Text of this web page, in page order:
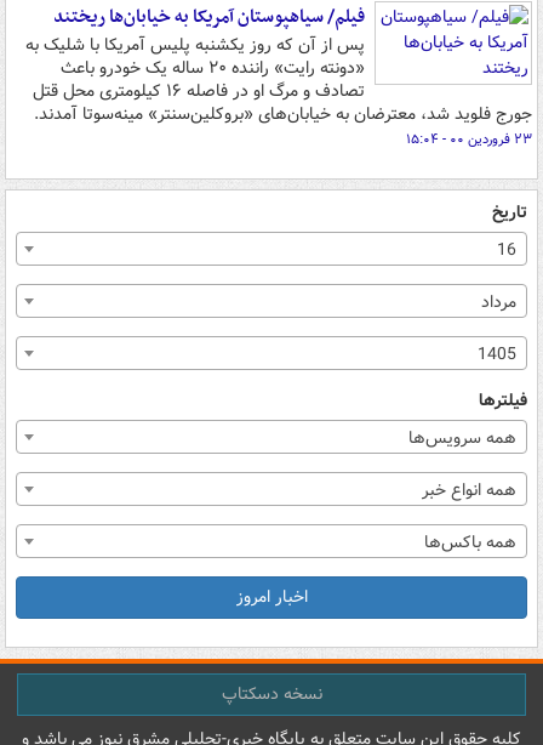
فیلم/ سیاهپوستان آمریکا به خیابان‌ها ریختند
پس از آن که روز یکشنبه پلیس آمریکا با شلیک به
«دونته رایت» راننده ۲۰ ساله یک خودرو باعث
تصادف و مرگ او در فاصله ۱۶ کیلومتری محل قتل
جورج فلوید شد، معترضان به خیابان‌های «بروکلین‌سنتر» مینه‌سوتا آمدند.
۲۳ فروردین ۰۰ - ۱۵:۰۴
تاریخ
16
مرداد
1405
فیلترها
همه سرویس‌ها
همه انواع خبر
همه باکس‌ها
اخبار امروز
نسخه دسکتاپ
کليه حقوق اين سايت متعلق به پایگاه خبري-تحليلي مشرق نيوز می باشد و